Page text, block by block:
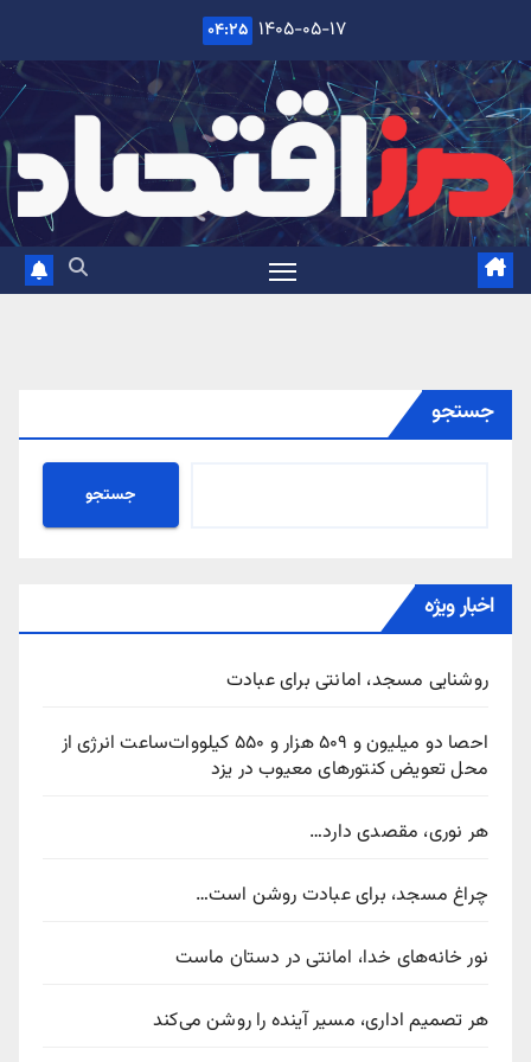
content
۱۴۰۵-۰۵-۱۷ ۰۴:۲۵
جستجو
جستجو
اخبار ویژه
روشنایی مسجد، امانتی برای عبادت
احصا دو میلیون و ۵۰۹ هزار و ۵۵۰ کیلووات‌ساعت انرژی از
محل تعویض کنتورهای معیوب در یزد
هر نوری، مقصدی دارد…
چراغ مسجد، برای عبادت روشن است…
نور خانه‌های خدا، امانتی در دستان ماست
هر تصمیم اداری، مسیر آینده را روشن می‌کند